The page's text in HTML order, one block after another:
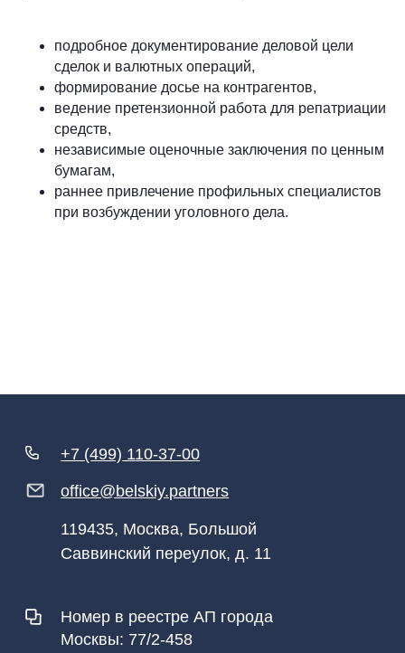
подробное документирование деловой цели
сделок и валютных операций,
формирование досье на контрагентов,
ведение претензионной работа для репатриации
средств,
независимые оценочные заключения по ценным
бумагам,
раннее привлечение профильных специалистов
при возбуждении уголовного дела.
ОГРН: 1227700017071
Номер в реестре АП города
Москвы: 77/2-458
Кирилл Евгеньевич
Официальный сайт Адвокатского бюро города
Москвы «Бельский и партнёры»